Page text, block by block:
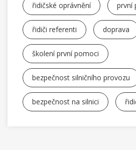
řidičské oprávnění první
řidiči referenti doprava
školení první pomoci
bezpečnost silničního provozu
bezpečnost na silnici